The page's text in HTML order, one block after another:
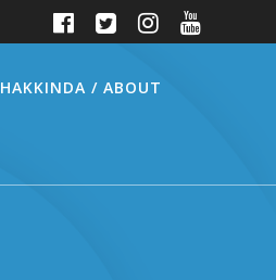
HAKKINDA / ABOUT